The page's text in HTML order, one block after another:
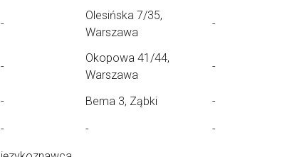
-
Olesińska 7/35,
Warszawa
-
-
Okopowa 41/44,
Warszawa
-
- Bema 3, Ząbki -
- - -